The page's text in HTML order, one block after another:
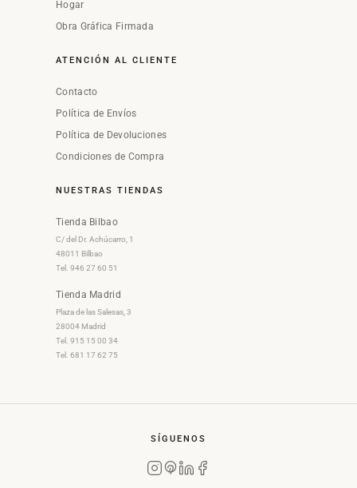
Hogar
Obra Gráfica Firmada
ATENCIÓN AL CLIENTE
Contacto
Política de Envíos
Política de Devoluciones
Condiciones de Compra
NUESTRAS TIENDAS
Tienda Bilbao
C/ del Dr. Achúcarro, 1
48011 Bilbao
Tel. 946 27 60 51
Tienda Madrid
Plaza de las Salesas, 3
28004 Madrid
Tel. 915 15 00 34
Tel. 681 17 62 75
SÍGUENOS